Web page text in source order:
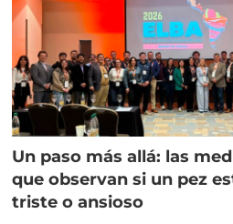
Un paso más allá: las
que observan si un pez
triste o ansioso